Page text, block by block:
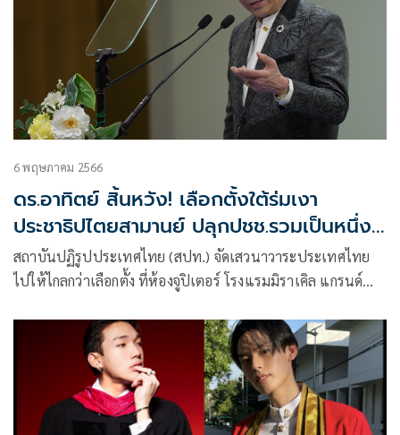
6 พฤษภาคม 2566
ดร.อาทิตย์ สิ้นหวัง! เลือกตั้งใต้ร่มเงา
ประชาธิปไตยสามานย์ ปลุกปชช.รวมเป็นหนึ่ง
ปฏิรูปประเทศ
สถาบันปฏิรูปประเทศไทย (สปท.) จัดเสวนาวาระประเทศไทย
ไปให้ไกลกว่าเลือกตั้ง ที่ห้องจูปิเตอร์ โรงแรมมิราเคิล แกรนด์
ประธานรัฐสภา อดีต